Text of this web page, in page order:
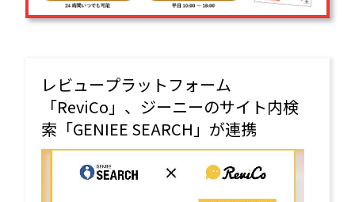
レビュープラットフォーム
「ReviCo」、ジーニーのサイト内検
索「GENIEE SEARCH」が連携